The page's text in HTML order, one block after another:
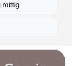
mittig